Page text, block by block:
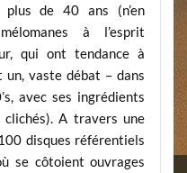
plus de 40 ans (n’en
à l’esprit
qui ont tendance à
un, vaste débat – dans
avec ses ingrédients
clichés). A travers une
disques référentiels
se côtoient ouvrages